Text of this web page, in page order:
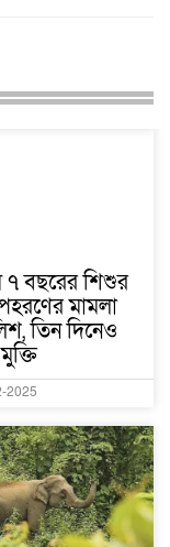
৭ বছরের শিশুর
মামলা
তিন দিনেও
2025